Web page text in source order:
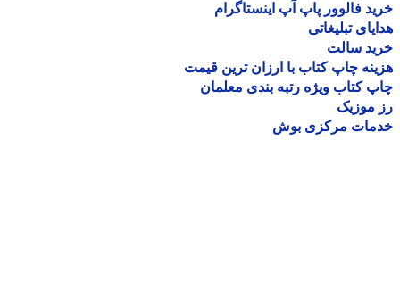
فالوور پاپ آپ اینستاگرام
تبلیغاتی
سالت
چاپ کتاب با ارزان ترین قیمت
کتاب ویژه رتبه بندی معلمان
موزیک
مرکزی بوش